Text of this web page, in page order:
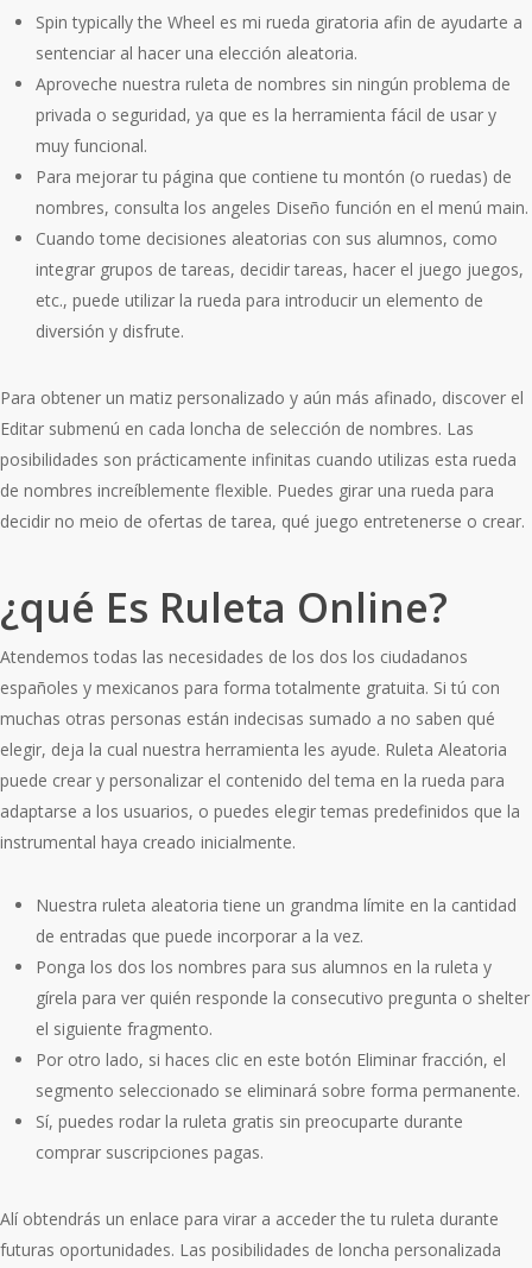
Spin typically the Wheel es mi rueda giratoria afin de ayudarte a
sentenciar al hacer una elección aleatoria.
Aproveche nuestra ruleta de nombres sin ningún problema de
privada o seguridad, ya que es la herramienta fácil de usar y
muy funcional.
Para mejorar tu página que contiene tu montón (o ruedas) de
nombres, consulta los angeles Diseño función en el menú main.
Cuando tome decisiones aleatorias con sus alumnos, como
integrar grupos de tareas, decidir tareas, hacer el juego juegos,
etc., puede utilizar la rueda para introducir un elemento de
diversión y disfrute.
Para obtener un matiz personalizado y aún más afinado, discover el
Editar submenú en cada loncha de selección de nombres. Las
posibilidades son prácticamente infinitas cuando utilizas esta rueda
de nombres increíblemente flexible. Puedes girar una rueda para
decidir no meio de ofertas de tarea, qué juego entretenerse o crear.
¿qué Es Ruleta Online?
Atendemos todas las necesidades de los dos los ciudadanos
españoles y mexicanos para forma totalmente gratuita. Si tú con
muchas otras personas están indecisas sumado a no saben qué
elegir, deja la cual nuestra herramienta les ayude. Ruleta Aleatoria
puede crear y personalizar el contenido del tema en la rueda para
adaptarse a los usuarios, o puedes elegir temas predefinidos que la
instrumental haya creado inicialmente.
Nuestra ruleta aleatoria tiene un grandma límite en la cantidad
de entradas que puede incorporar a la vez.
Ponga los dos los nombres para sus alumnos en la ruleta y
gírela para ver quién responde la consecutivo pregunta o shelter
el siguiente fragmento.
Por otro lado, si haces clic en este botón Eliminar fracción, el
segmento seleccionado se eliminará sobre forma permanente.
Sí, puedes rodar la ruleta gratis sin preocuparte durante
comprar suscripciones pagas.
Alí obtendrás un enlace para virar a acceder the tu ruleta durante
futuras oportunidades. Las posibilidades de loncha personalizada